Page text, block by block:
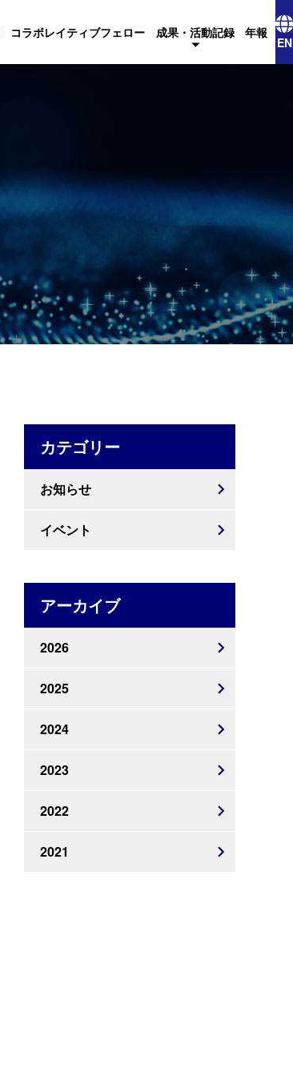
コラボレイティブフェロー 成果・活動記録 年報
EN
カテゴリー
お知らせ
イベント
アーカイブ
2026
2025
2024
2023
2022
2021